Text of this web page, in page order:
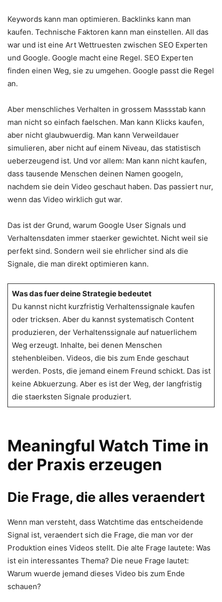
Keywords kann man optimieren. Backlinks kann man
kaufen. Technische Faktoren kann man einstellen. All das
war und ist eine Art Wettruesten zwischen SEO Experten
und Google. Google macht eine Regel. SEO Experten
finden einen Weg, sie zu umgehen. Google passt die Regel
an.
Aber menschliches Verhalten in grossem Massstab kann
man nicht so einfach faelschen. Man kann Klicks kaufen,
aber nicht glaubwuerdig. Man kann Verweildauer
simulieren, aber nicht auf einem Niveau, das statistisch
ueberzeugend ist. Und vor allem: Man kann nicht kaufen,
dass tausende Menschen deinen Namen googeln,
nachdem sie dein Video geschaut haben. Das passiert nur,
wenn das Video wirklich gut war.
Das ist der Grund, warum Google User Signals und
Verhaltensdaten immer staerker gewichtet. Nicht weil sie
perfekt sind. Sondern weil sie ehrlicher sind als die
Signale, die man direkt optimieren kann.
Was das fuer deine Strategie bedeutet
Du kannst nicht kurzfristig Verhaltenssignale kaufen
oder tricksen. Aber du kannst systematisch Content
produzieren, der Verhaltenssignale auf natuerlichem
Weg erzeugt. Inhalte, bei denen Menschen
stehenbleiben. Videos, die bis zum Ende geschaut
werden. Posts, die jemand einem Freund schickt. Das ist
keine Abkuerzung. Aber es ist der Weg, der langfristig
die staerksten Signale produziert.
Meaningful Watch Time in
der Praxis erzeugen
Die Frage, die alles veraendert
Wenn man versteht, dass Watchtime das entscheidende
Signal ist, veraendert sich die Frage, die man vor der
Produktion eines Videos stellt. Die alte Frage lautete: Was
ist ein interessantes Thema? Die neue Frage lautet:
Warum wuerde jemand dieses Video bis zum Ende
schauen?